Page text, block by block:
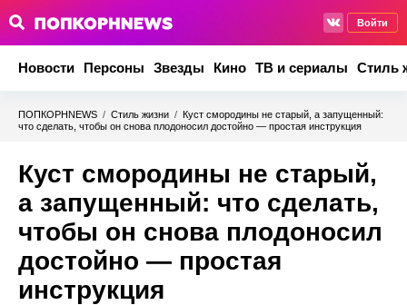
Войти
Новости Персоны Звезды Кино ТВ и сериалы Стиль
ПОПКОРНNEWS / Стиль жизни / Куст смородины не старый, а запущенный:
что сделать, чтобы он снова плодоносил достойно — простая инструкция
Куст смородины не старый,
а запущенный: что сделать,
чтобы он снова плодоносил
достойно — простая
инструкция